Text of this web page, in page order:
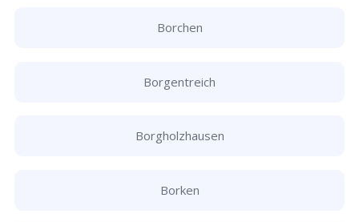
Borchen
Borgentreich
Borgholzhausen
Borken